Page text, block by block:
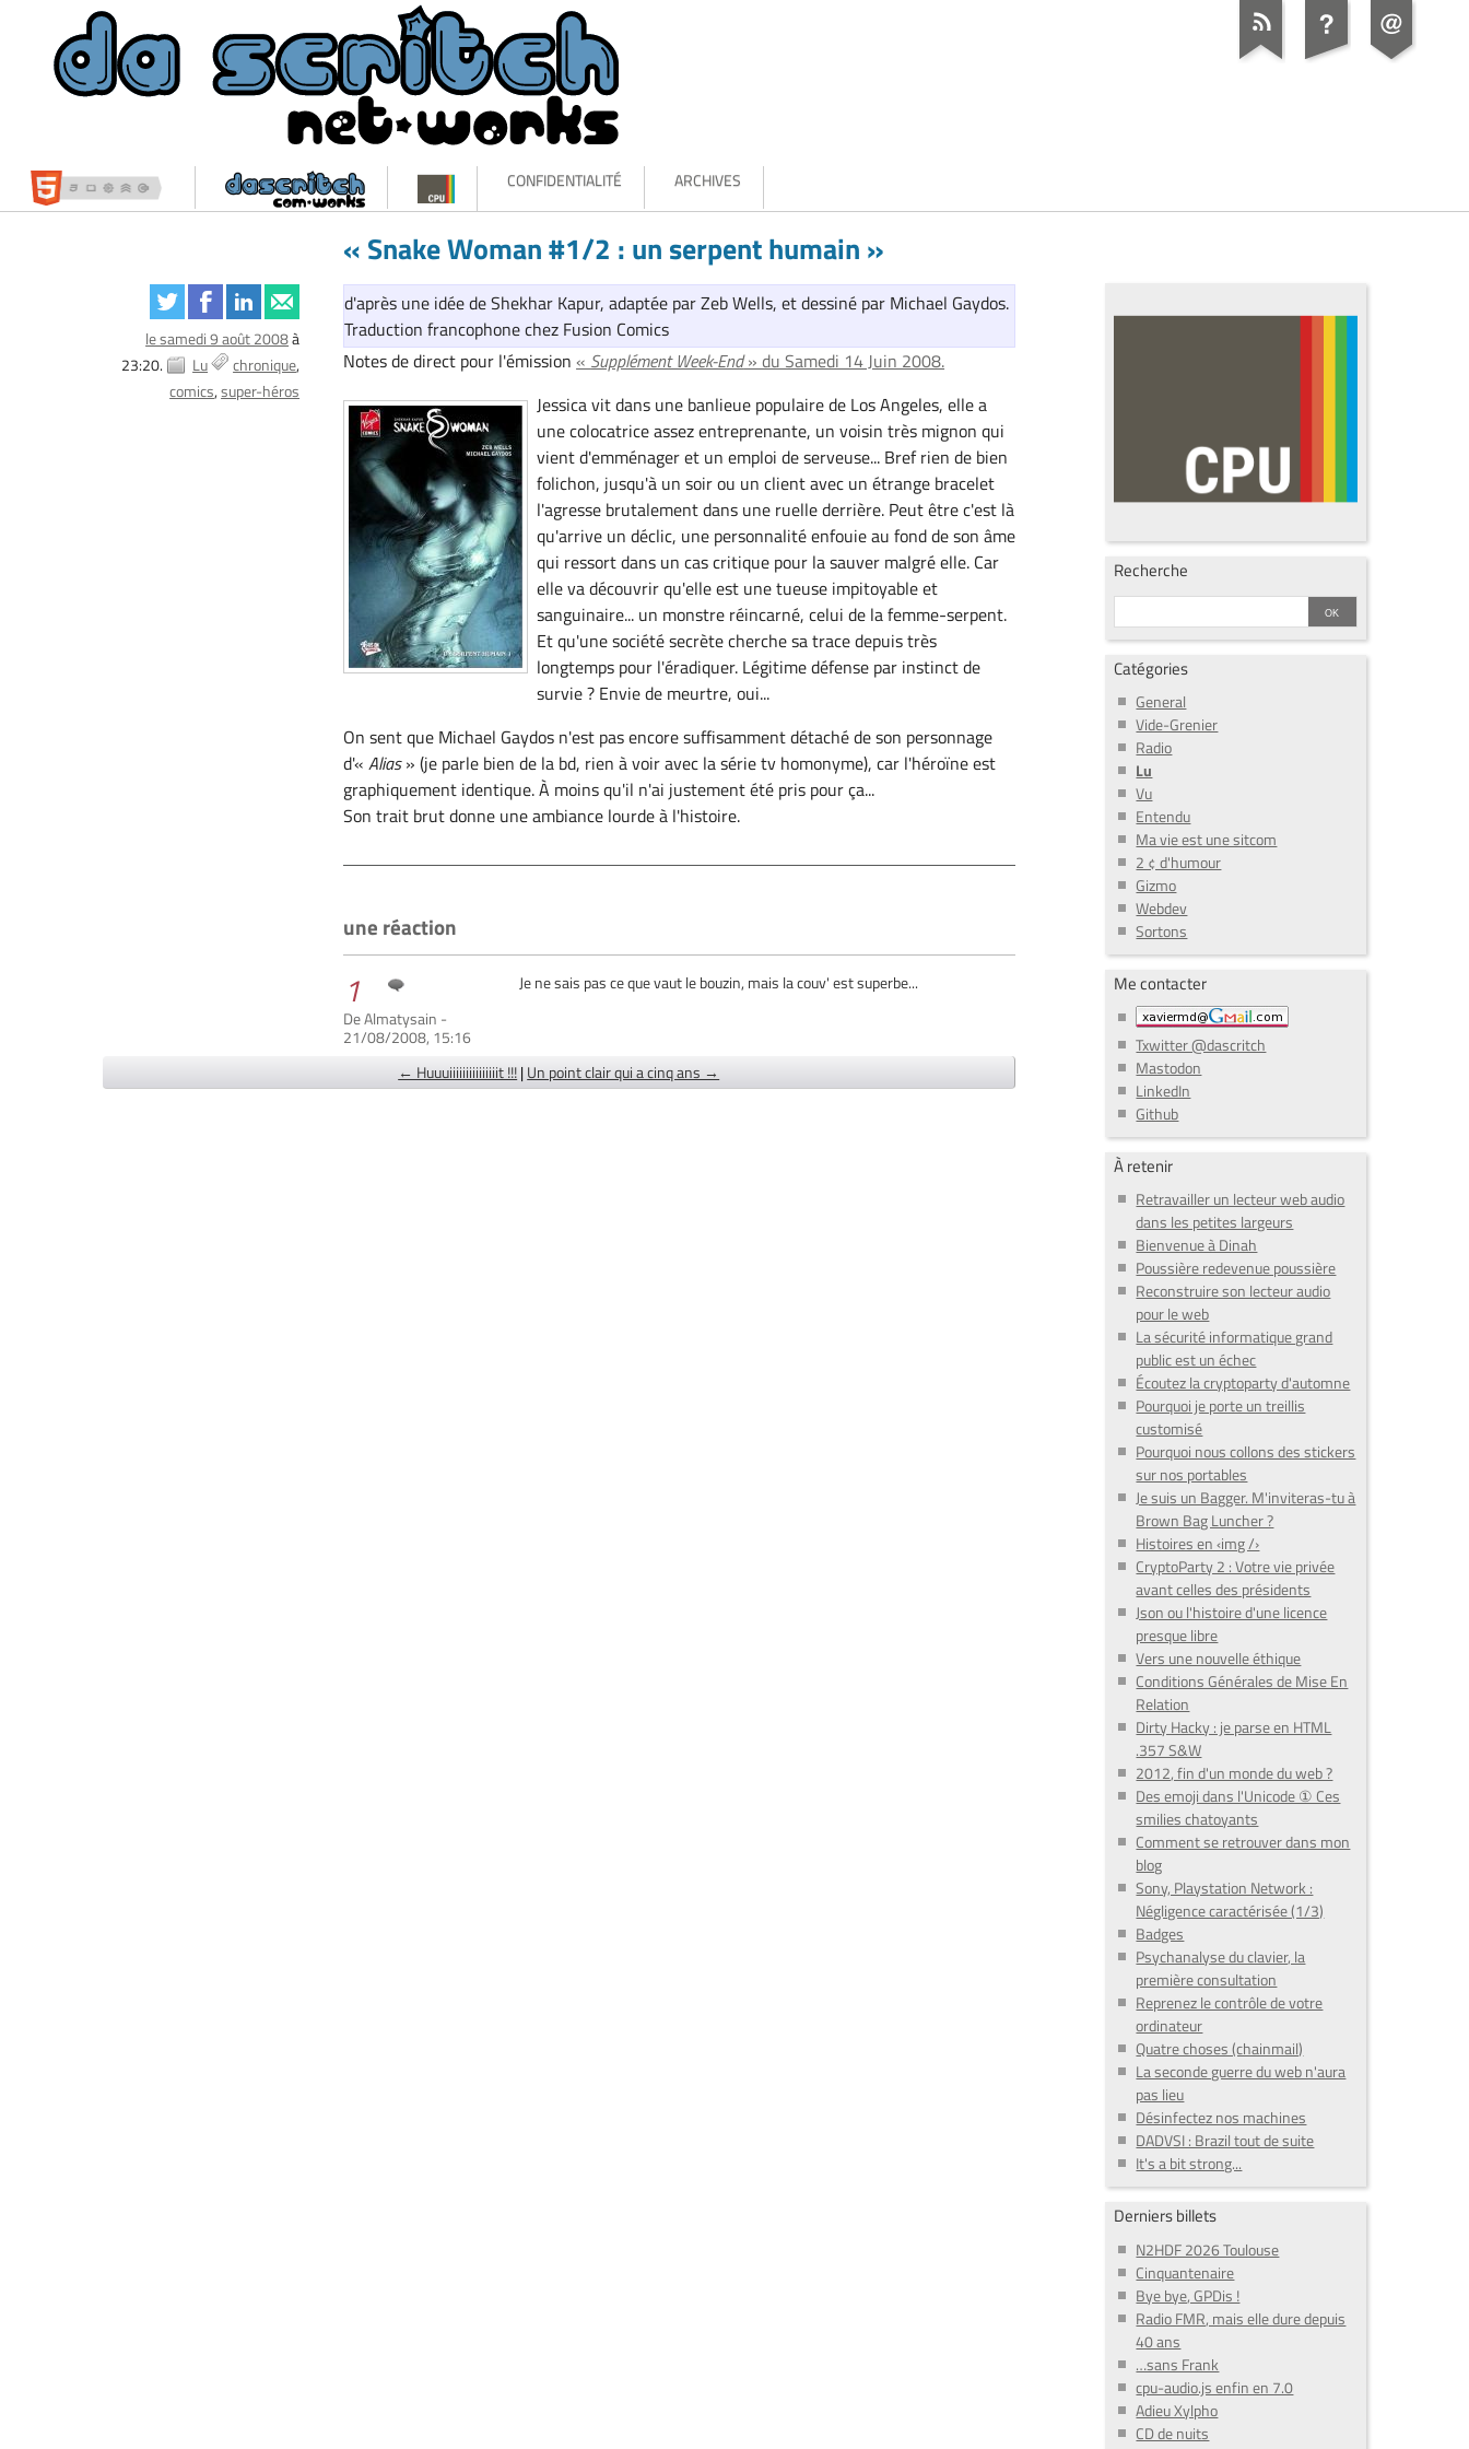
CONFIDENTIALITÉ ARCHIVES
« Snake Woman #1/2 : un serpent humain »
le samedi 9 août 2008à
23:20.
Lu
chronique
comics super-héros
d'après une idée de Shekhar Kapur, adaptée par Zeb Wells, et dessiné par Michael Gaydos.
Traduction francophone chez Fusion Comics
Notes de direct pour l'émission« Supplément Week-End» du Samedi 14 Juin 2008.
Jessica vit dans une banlieue populaire de Los Angeles, elle a
une colocatrice assez entreprenante, un voisin très mignon qui
vient d'emménager et un emploi de serveuse... Bref rien de bien
folichon, jusqu'à un soir ou un client avec un étrange bracelet
l'agresse brutalement dans une ruelle derrière. Peut être c'est là
qu'arrive un déclic, une personnalité enfouie au fond de son âme
qui ressort dans un cas critique pour la sauver malgré elle. Car
elle va découvrir qu'elle est une tueuse impitoyable et
sanguinaire... un monstre réincarné, celui de la femme-serpent.
Et qu'une société secrète cherche sa trace depuis très
longtemps pour l'éradiquer. Légitime défense par instinct de
survie ? Envie de meurtre, oui...
On sent que Michael Gaydos n'est pas encore suffisamment détaché de son personnage
d'«Alias» (je parle bien de la bd, rien à voir avec la série tv homonyme), car l'héroïne est
graphiquement identique. À moins qu'il n'ai justement été pris pour ça...
Son trait brut donne une ambiance lourde à l'histoire.
une réaction
1
De Almatysain -
21/08/2008, 15:16
Je ne sais pas ce que vaut le bouzin, mais la couv' est superbe...
← Huuuiiiiiiiiiiiiiiit !!!|Un point clair qui a cinq ans →
Recherche
Catégories
General
Vide-Grenier
Radio
Lu
Vu
Entendu
Ma vie est une sitcom
2 ¢ d'humour
Gizmo
Webdev
Sortons
Me contacter
Txwitter @dascritch
Mastodon
LinkedIn
Github
À retenir
Retravailler un lecteur web audio
dans les petites largeurs
Bienvenue à Dinah
Poussière redevenue poussière
Reconstruire son lecteur audio
pour le web
La sécurité informatique grand
public est un échec
Écoutez la cryptoparty d'automne
Pourquoi je porte un treillis
customisé
Pourquoi nous collons des stickers
sur nos portables
Je suis un Bagger. M'inviteras-tu à
Brown Bag Luncher ?
Histoires en ‹img /›
CryptoParty 2 : Votre vie privée
avant celles des présidents
Json ou l'histoire d'une licence
presque libre
Vers une nouvelle éthique
Conditions Générales de Mise En
Relation
Dirty Hacky : je parse en HTML
.357 S&W
2012, fin d'un monde du web ?
Des emoji dans l'Unicode ① Ces
smilies chatoyants
Comment se retrouver dans mon
blog
Sony, Playstation Network :
Négligence caractérisée (1/3)
Badges
Psychanalyse du clavier, la
première consultation
Reprenez le contrôle de votre
ordinateur
Quatre choses (chainmail)
La seconde guerre du web n'aura
pas lieu
Désinfectez nos machines
DADVSI : Brazil tout de suite
It's a bit strong...
Derniers billets
N2HDF 2026 Toulouse
Cinquantenaire
Bye bye, GPDis !
Radio FMR, mais elle dure depuis
40 ans
…sans Frank
cpu-audio.js enfin en 7.0
Adieu Xylpho
CD de nuits